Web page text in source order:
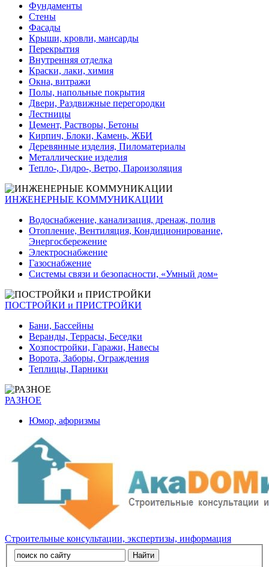
Фундаменты
Стены
Фасады
Крыши, кровли, мансарды
Перекрытия
Внутренняя отделка
Краски, лаки, химия
Окна, витражи
Полы, напольные покрытия
Двери, Раздвижные перегородки
Лестницы
Цемент, Растворы, Бетоны
Кирпич, Блоки, Камень, ЖБИ
Деревянные изделия, Пиломатериалы
Металлические изделия
Тепло-, Гидро-, Ветро, Пароизоляция
ИНЖЕНЕРНЫЕ КОММУНИКАЦИИ
Водоснабжение, канализация, дренаж, полив
Отопление, Вентиляция, Кондиционирование,
Энергосбережение
Электроснабжение
Газоснабжение
Системы связи и безопасности, «Умный дом»
ПОСТРОЙКИ и ПРИСТРОЙКИ
Бани, Бассейны
Веранды, Террасы, Беседки
Хозпостройки, Гаражи, Навесы
Ворота, Заборы, Ограждения
Теплицы, Парники
РАЗНОЕ
Юмор, афоризмы
Строительные консультации, экспертизы, информация